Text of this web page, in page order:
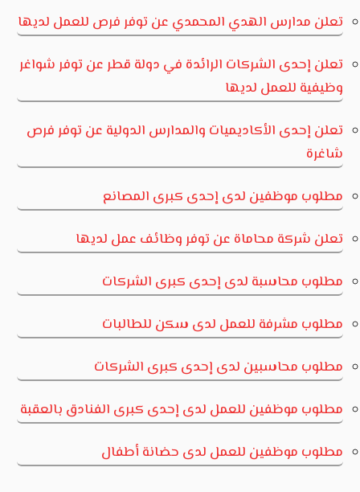
تعلن مدارس الهدي المحمدي عن توفر فرص للعمل لديها
تعلن إحدى الشركات الرائدة في دولة قطر عن توفر شواغر
وظيفية للعمل لديها
تعلن إحدى الأكاديميات والمدارس الدولية عن توفر فرص
شاغرة
مطلوب موظفين لدى إحدى كبرى المصانع
تعلن شركة محاماة عن توفر وظائف عمل لديها
مطلوب محاسبة لدى إحدى كبرى الشركات
مطلوب مشرفة للعمل لدى سكن للطالبات
مطلوب محاسبين لدى إحدى كبرى الشركات
مطلوب موظفين للعمل لدى إحدى كبرى الفنادق بالعقبة
مطلوب موظفين للعمل لدى حضانة أطفال